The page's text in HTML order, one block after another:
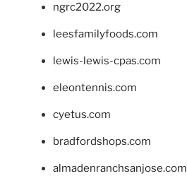
ngrc2022.org
leesfamilyfoods.com
lewis-lewis-cpas.com
eleontennis.com
cyetus.com
bradfordshops.com
almadenranchsanjose.com